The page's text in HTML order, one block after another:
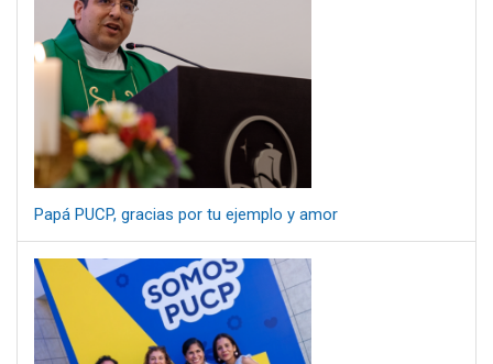
Papá PUCP, gracias por tu ejemplo y amor